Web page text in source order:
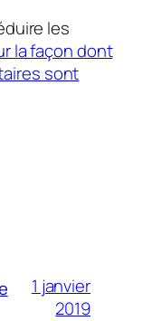
les
la façon dont
sont
1 janvier
2019